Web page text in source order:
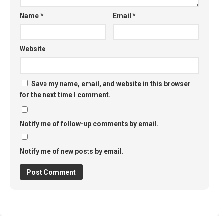
Name* Email*
Website
Save my name, email, and website in this browser
for the next time I comment.
Notify me of follow-up comments by email.
Notify me of new posts by email.